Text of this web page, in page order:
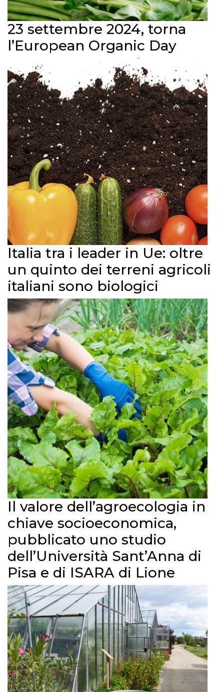
23 settembre 2024, torna
l’European Organic Day
Italia tra i leader in Ue: oltre
un quinto dei terreni agricoli
italiani sono biologici
Il valore dell’agroecologia in
chiave socioeconomica,
pubblicato uno studio
dell’Università Sant’Anna di
Pisa e di ISARA di Lione